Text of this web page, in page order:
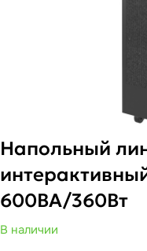
Напольный
600ВА/360Вт
В наличии